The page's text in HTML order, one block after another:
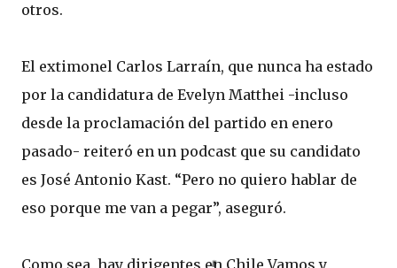
otros.
El extimonel Carlos Larraín, que nunca ha estado
por la candidatura de Evelyn Matthei -incluso
desde la proclamación del partido en enero
pasado- reiteró en un podcast que su candidato
es José Antonio Kast. “Pero no quiero hablar de
eso porque me van a pegar”, aseguró.
Como sea, hay dirigentes en Chile Vamos y